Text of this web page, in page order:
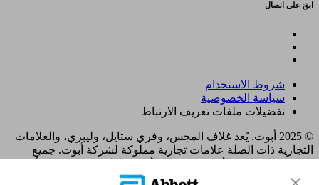
ابقَ على اتصال
شروط الاستخدام
سياسة الخصوصية
تفضيلات ملفات تعريف الارتباط
© 2025 أبوت. يُعد غلاف المجس، وفري ستايل، وليبري، والعلامات
التجارية ذات الصلة علامات تجارية مملوكة لشركة أبوت. جميع
العلامات التجارية الأخرى هي ملك لأصحابها. لا يجوز استخدام أي
علامة تجارية، أو اسم تجاري، أو تصميم تجاري مملوك لشركة أبوت